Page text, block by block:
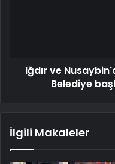
Iğdır ve
Belediye
İlgili Makaleler